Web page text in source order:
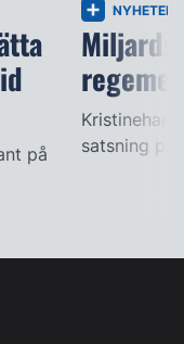
på
NYHETER
satsning på